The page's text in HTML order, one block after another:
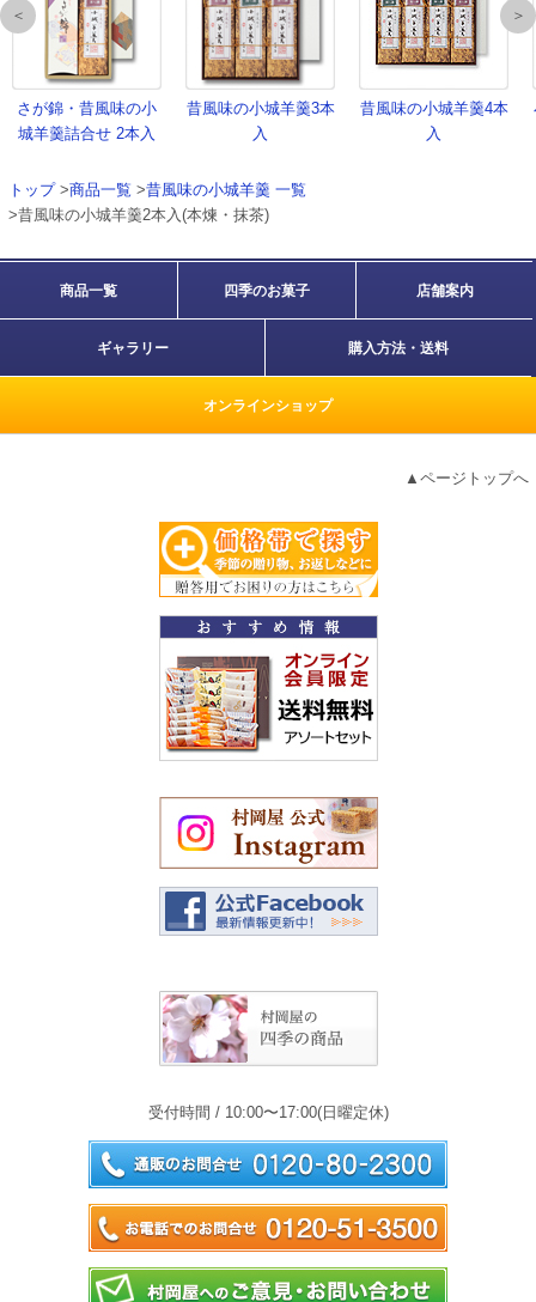
さが錦・昔風味の小
城羊羹詰合せ 2本入
昔風味の小城羊羹3本
入
昔風味の小城羊羹4本
入
＜ ＞
トップ>商品一覧 >昔風味の小城羊羹 一覧
>昔風味の小城羊羹2本入(本煉・抹茶)
商品一覧 四季のお菓子 店舗案内
ギャラリー 購入方法・送料
オンラインショップ
▲ページトップへ
受付時間 / 10:00〜17:00(日曜定休)